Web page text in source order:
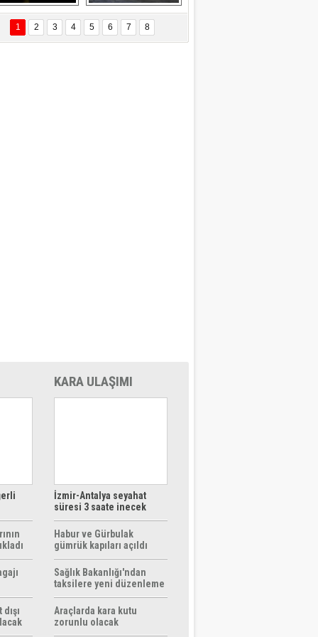
ÖZYANIK
Değişti?
Delta uçağına
yıldırım çarptı
Ford Focus RS
(2015)
1 2 3 4 5 6 7 8
KARA ULAŞIMI
İzmir-Antalya seyahat
süresi 3 saate inecek
Habur ve Gürbulak
gümrük kapıları açıldı
Sağlık Bakanlığı'ndan
taksilere yeni düzenleme
Araçlarda kara kutu
zorunlu olacak